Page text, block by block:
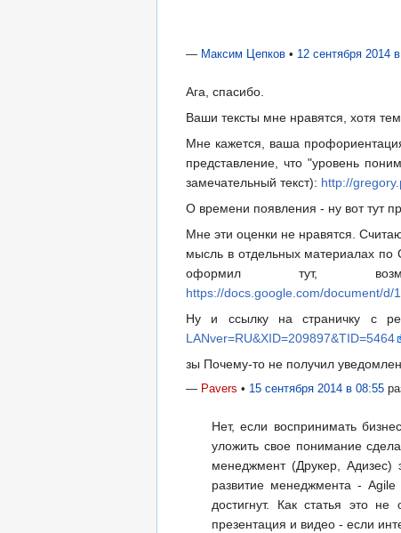
— Максим Цепков • 12 сентября 2014
Ага, спасибо.
Ваши тексты мне нравятся, хотя
Мне кажется, ваша
представление, что "уровень
замечательный текст): http://
О времени появления - ну вот тут
Мне эти оценки не нравятся.
мысль в отдельных материалах по
оформил тут,
https://docs.google.com/document/d/
Ну и ссылку на страничку с
LANver=RU&XID=209897&TID=5464
зы Почему-то не получил
— Pavers • 15 сентября 2014 в 08:55
Нет, если воспринимать
уложить свое понимание
менеджмент (Друкер,
развитие менеджмента -
достигнут. Как статья это
презентация и видео - если